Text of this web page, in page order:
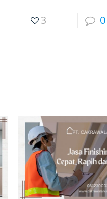
3 0